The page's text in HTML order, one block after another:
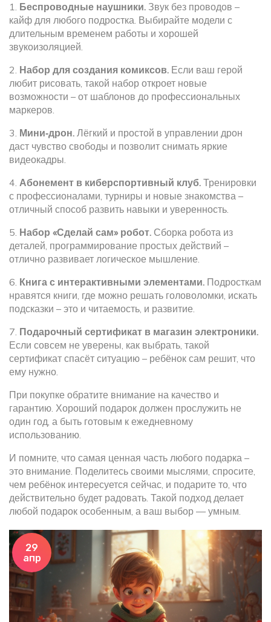
1. Беспроводные наушники. Звук без проводов –
кайф для любого подростка. Выбирайте модели с
длительным временем работы и хорошей
звукоизоляцией.
2. Набор для создания комиксов. Если ваш герой
любит рисовать, такой набор откроет новые
возможности – от шаблонов до профессиональных
маркеров.
3. Мини‑дрон. Лёгкий и простой в управлении дрон
даст чувство свободы и позволит снимать яркие
видеокадры.
4. Абонемент в киберспортивный клуб. Тренировки
с профессионалами, турниры и новые знакомства –
отличный способ развить навыки и уверенность.
5. Набор «Сделай сам» робот. Сборка робота из
деталей, программирование простых действий –
отлично развивает логическое мышление.
6. Книга с интерактивными элементами. Подросткам
нравятся книги, где можно решать головоломки, искать
подсказки – это и читаемость, и развитие.
7. Подарочный сертификат в магазин электроники.
Если совсем не уверены, как выбрать, такой
сертификат спасёт ситуацию – ребёнок сам решит, что
ему нужно.
При покупке обратите внимание на качество и
гарантию. Хороший подарок должен прослужить не
один год, а быть готовым к ежедневному
использованию.
И помните, что самая ценная часть любого подарка –
это внимание. Поделитесь своими мыслями, спросите,
чем ребёнок интересуется сейчас, и подарите то, что
действительно будет радовать. Такой подход делает
любой подарок особенным, а ваш выбор — умным.
29
апр